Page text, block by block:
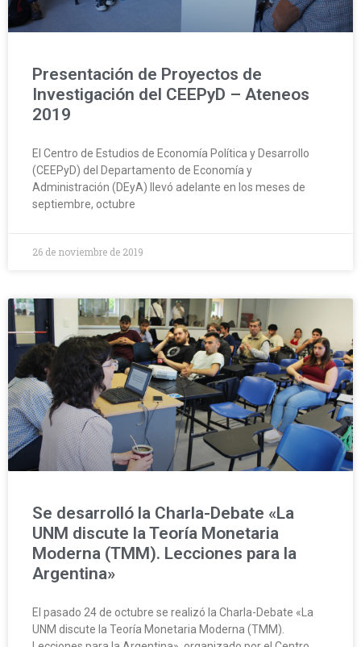
Presentación de Proyectos de
Investigación del CEEPyD – Ateneos
2019
El Centro de Estudios de Economía Política y Desarrollo
(CEEPyD) del Departamento de Economía y
Administración (DEyA) llevó adelante en los meses de
septiembre, octubre
26 de noviembre de 2019
Se desarrolló la Charla-Debate «La
UNM discute la Teoría Monetaria
Moderna (TMM). Lecciones para la
Argentina»
El pasado 24 de octubre se realizó la Charla-Debate «La
UNM discute la Teoría Monetaria Moderna (TMM).